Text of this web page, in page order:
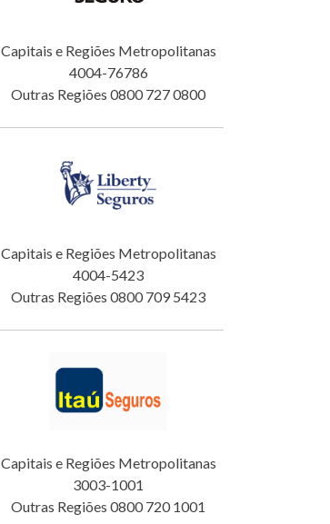
Capitais e Regiões Metropolitanas
4004-76786
Outras Regiões 0800 727 0800
Capitais e Regiões Metropolitanas
4004-5423
Outras Regiões 0800 709 5423
Capitais e Regiões Metropolitanas
3003-1001
Outras Regiões 0800 720 1001